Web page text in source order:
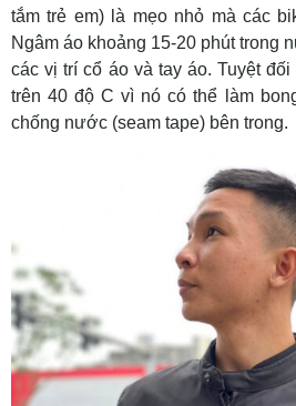
tắm trẻ em) là mẹo nhỏ mà các
Ngâm áo khoảng 15-20 phút trong
các vị trí cổ áo và tay áo. Tuyệt
trên 40 độ C vì nó có thể làm
chống nước (seam tape) bên trong.